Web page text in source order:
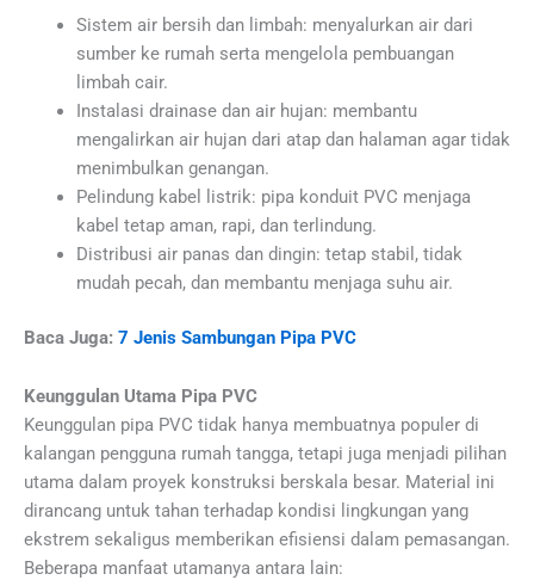
Sistem air bersih dan limbah: menyalurkan air dari
sumber ke rumah serta mengelola pembuangan
limbah cair.
Instalasi drainase dan air hujan: membantu
mengalirkan air hujan dari atap dan halaman agar tidak
menimbulkan genangan.
Pelindung kabel listrik: pipa konduit PVC menjaga
kabel tetap aman, rapi, dan terlindung.
Distribusi air panas dan dingin: tetap stabil, tidak
mudah pecah, dan membantu menjaga suhu air.
Baca Juga: 7 Jenis Sambungan Pipa PVC
Keunggulan Utama Pipa PVC
Keunggulan pipa PVC tidak hanya membuatnya populer di
kalangan pengguna rumah tangga, tetapi juga menjadi pilihan
utama dalam proyek konstruksi berskala besar. Material ini
dirancang untuk tahan terhadap kondisi lingkungan yang
ekstrem sekaligus memberikan efisiensi dalam pemasangan.
Beberapa manfaat utamanya antara lain: